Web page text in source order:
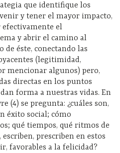
que identifique los
y tener el mayor impacto,
el
y abrir el camino al
éste, conectando las
(legitimidad,
mencionar algunos) pero,
directas en los puntos
forma a nuestras vidas. En
(4) se pregunta: ¿cuáles son,
éxito social; cómo
qué tiempos, qué ritmos de
prescriben en estos
favorables a la felicidad?